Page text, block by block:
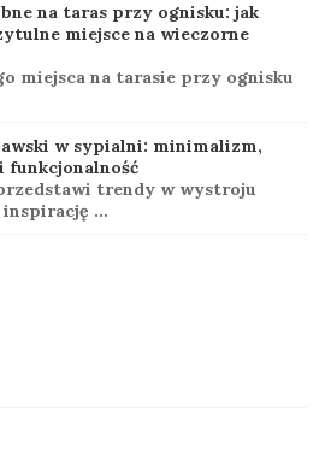
na taras przy ognisku: jak
miejsce na wieczorne
miejsca na tarasie przy ognisku
w sypialni: minimalizm,
funkcjonalność
trendy w wystroju
…